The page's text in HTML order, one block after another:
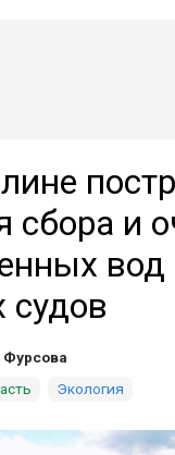
сбора и
вод
судов
Экология